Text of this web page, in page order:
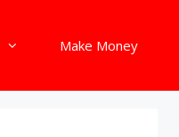
Make Money